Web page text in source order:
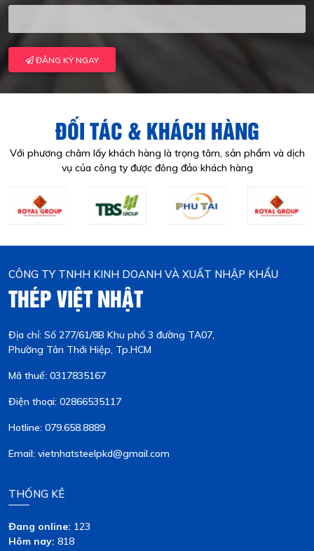
ĐĂNG KÝ NGAY
ĐỐI TÁC & KHÁCH HÀNG
Với phương châm lấy khách hàng là trọng tâm, sản phẩm và dịch
vụ của công ty được đông đảo khách hàng
CÔNG TY TNHH KINH DOANH VÀ XUẤT NHẬP KHẨU
THÉP VIỆT NHẬT
Địa chỉ: Số 277/61/8B Khu phố 3 đường TA07,
Phường Tân Thới Hiệp, Tp.HCM
Mã thuế: 0317835167
Điện thoại: 02866535117
Hotline: 079.658.8889
Email: vietnhatsteelpkd@gmail.com
THỐNG KÊ
Đang online:123
Hôm nay:818